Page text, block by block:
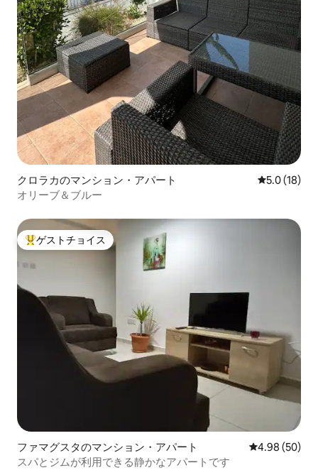
クロラカのマンション・アパート レビュー18
5.0 (18)
オリーブ＆ブルー
大好評のゲストチョイスです。
ゲストチョイス
ファマグスタのマンション・アパート レビュー50
4.98 (50)
スパとジムが利用できる静かなアパートです